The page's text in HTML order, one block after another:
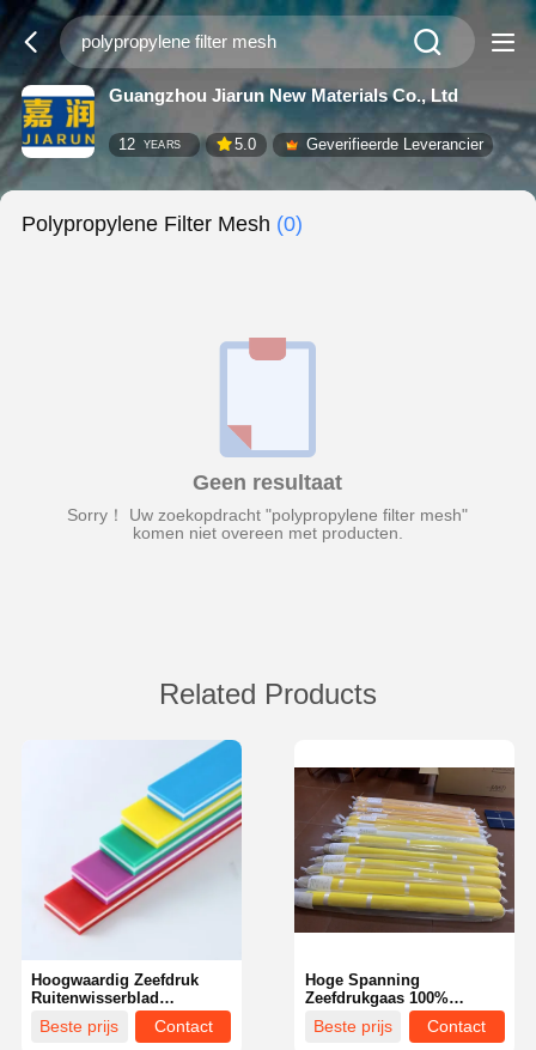
Guangzhou Jiarun New Materials Co., Ltd
12 YEARS 5.0 Geverifieerde Leverancier
Polypropylene Filter Mesh (0)
Geen resultaat
Sorry！ Uw zoekopdracht "polypropylene filter mesh"
komen niet overeen met producten.
Related Products
Hoogwaardig Zeefdruk
Ruitenwisserblad
Professioneel 5*25 9*30
9*50 SHA 65 70 75 80 85
Beste prijs Contact
Hoge Spanning
Zeefdrukgaas 100%
Polyester Nylon Zijde
Lage Elasticiteit
Beste prijs Contact